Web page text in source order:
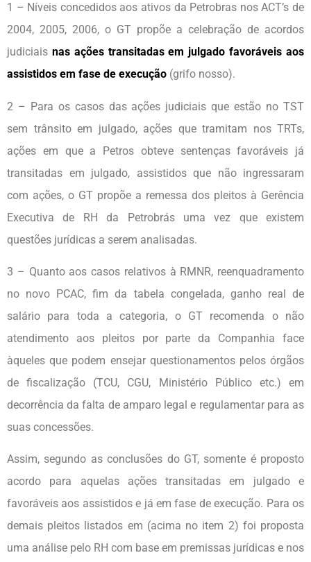
1 – Níveis concedidos aos ativos da Petrobras nos ACT’s de
2004, 2005, 2006, o GT propõe a celebração de acordos
judiciais nas ações transitadas em julgado favoráveis aos
assistidos em fase de execução (grifo nosso).
2 – Para os casos das ações judiciais que estão no TST
sem trânsito em julgado, ações que tramitam nos TRTs,
ações em que a Petros obteve sentenças favoráveis já
transitadas em julgado, assistidos que não ingressaram
com ações, o GT propõe a remessa dos pleitos à Gerência
Executiva de RH da Petrobrás uma vez que existem
questões jurídicas a serem analisadas.
3 – Quanto aos casos relativos à RMNR, reenquadramento
no novo PCAC, fim da tabela congelada, ganho real de
salário para toda a categoria, o GT recomenda o não
atendimento aos pleitos por parte da Companhia face
àqueles que podem ensejar questionamentos pelos órgãos
de fiscalização (TCU, CGU, Ministério Público etc.) em
decorrência da falta de amparo legal e regulamentar para as
suas concessões.
Assim, segundo as conclusões do GT, somente é proposto
acordo para aquelas ações transitadas em julgado e
favoráveis aos assistidos e já em fase de execução. Para os
demais pleitos listados em (acima no item 2) foi proposta
uma análise pelo RH com base em premissas jurídicas e nos